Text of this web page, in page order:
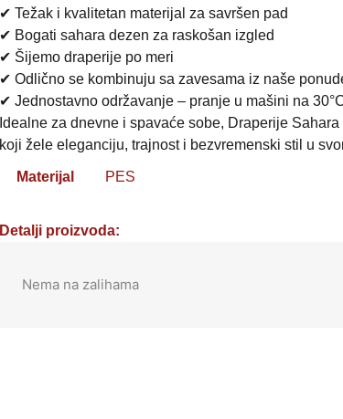
✔ Težak i kvalitetan materijal za savršen pad
✔ Bogati sahara dezen za raskošan izgled
✔ Šijemo draperije po meri
✔ Odlično se kombinuju sa zavesama iz naše
✔ Jednostavno održavanje – pranje u mašini na
Idealne za dnevne i spavaće sobe, Draperije
koji žele eleganciju, trajnost i bezvremenski stil u
Materijal PES
Detalji proizvoda:
Nema na zalihama